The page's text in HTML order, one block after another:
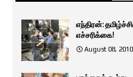
எந்திரன்:
எச்சரிக்கை!
August 08, 2010